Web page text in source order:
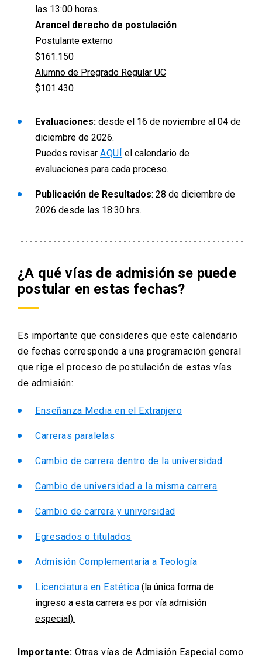
las 13:00 horas.
Arancel derecho de postulación
Postulante externo
$161.150
Alumno de Pregrado Regular UC
$101.430
Evaluaciones: desde el 16 de noviembre al 04 de
diciembre de 2026.
Puedes revisar AQUÍ el calendario de
evaluaciones para cada proceso.
Publicación de Resultados: 28 de diciembre de
2026 desde las 18:30 hrs.
¿A qué vías de admisión se puede
postular en estas fechas?
Es importante que consideres que este calendario
de fechas corresponde a una programación general
que rige el proceso de postulación de estas vías
de admisión:
Enseñanza Media en el Extranjero
Carreras paralelas
Cambio de carrera dentro de la universidad
Cambio de universidad a la misma carrera
Cambio de carrera y universidad
Egresados o titulados
Admisión Complementaria a Teología
Licenciatura en Estética (la única forma de
ingreso a esta carrera es por vía admisión
especial).
Importante: Otras vías de Admisión Especial como